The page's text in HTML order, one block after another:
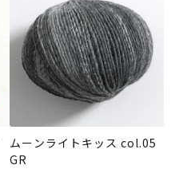
ムーンライトキッス col.05
GR